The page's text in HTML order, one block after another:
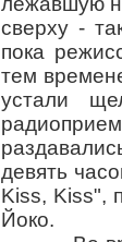
сверху -
пока
тем
устали
девять
Kiss, Kiss",
Йоко.